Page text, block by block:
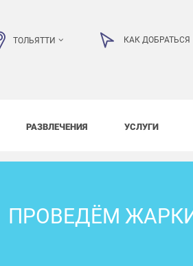
ТОЛЬЯТТИ КАК ДОБРАТЬСЯ
РАЗВЛЕЧЕНИЯ УСЛУГИ
ПРОВЕДЁМ